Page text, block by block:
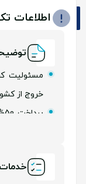
اطلاعات
مسئولیت
خروج از
کنسلیخدمات